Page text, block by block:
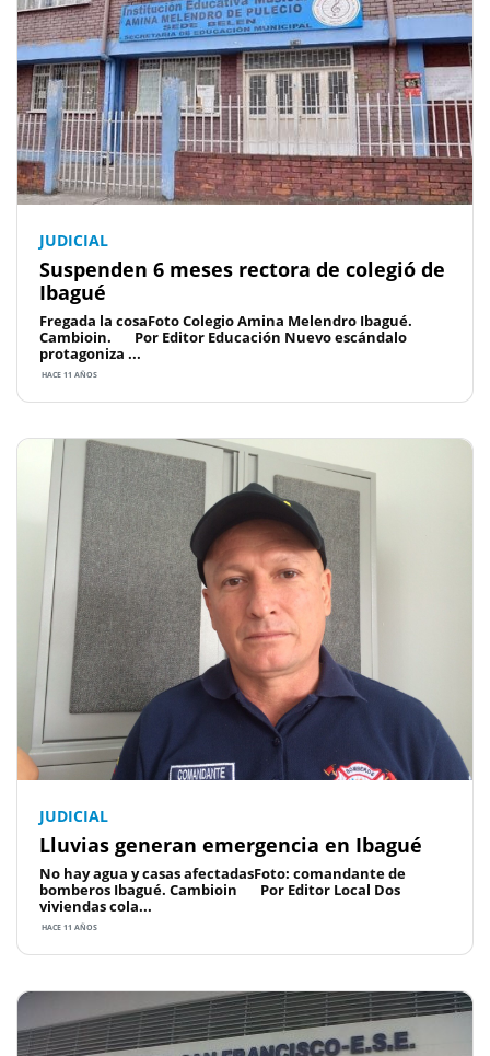
JUDICIAL
Suspenden 6 meses rectora de colegió de
Ibagué
Fregada la cosaFoto Colegio Amina Melendro Ibagué.
Cambioin. Por Editor Educación Nuevo escándalo
protagoniza ...
HACE 11 AÑOS
JUDICIAL
Lluvias generan emergencia en Ibagué
No hay agua y casas afectadasFoto: comandante de
bomberos Ibagué. Cambioin Por Editor Local Dos
viviendas cola...
HACE 11 AÑOS